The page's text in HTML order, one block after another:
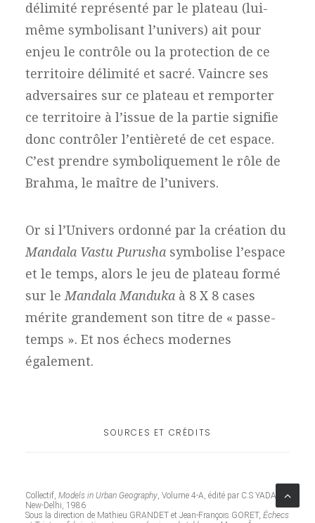
délimité représenté par le plateau (lui-
même symbolisant l’univers) ait pour
enjeu le contrôle ou la protection de ce
territoire délimité et sacré. Vaincre ses
adversaires sur ce plateau et remporter
ce territoire à l’issue de la partie signifie
donc contrôler l’entièreté de cet espace.
C’est prendre symboliquement le rôle de
Brahma, le maître de l’univers.
Or si l’Univers ordonné par la création du
Mandala Vastu Purusha symbolise l’espace
et le temps, alors le jeu de plateau formé
sur le Mandala Manduka à 8 X 8 cases
mérite grandement son titre de « passe-
temps ». Et nos échecs modernes
également.
SOURCES ET CRÉDITS
Collectif, Models in Urban Geography, Volume 4-A, édité par C.S YADAV,
New-Delhi, 1986
Sous la direction de Mathieu GRANDET et Jean-François GORET, Échecs